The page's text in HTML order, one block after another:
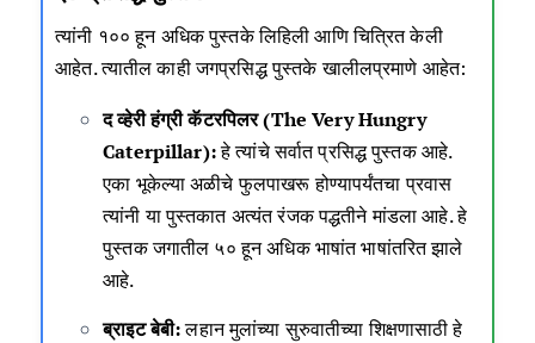
त्यांनी १०० हून अधिक पुस्तके लिहिली आणि चित्रित केली
आहेत. त्यातील काही जगप्रसिद्ध पुस्तके खालीलप्रमाणे आहेत:
द व्हेरी हंग्री कॅटरपिलर (The Very Hungry
Caterpillar):हे त्यांचे सर्वात प्रसिद्ध पुस्तक आहे.
एका भूकेल्या अळीचे फुलपाखरू होण्यापर्यंतचा प्रवास
त्यांनी या पुस्तकात अत्यंत रंजक पद्धतीने मांडला आहे. हे
पुस्तक जगातील ५० हून अधिक भाषांत भाषांतरित झाले
आहे.
ब्राइट बेबी:लहान मुलांच्या सुरुवातीच्या शिक्षणासाठी हे